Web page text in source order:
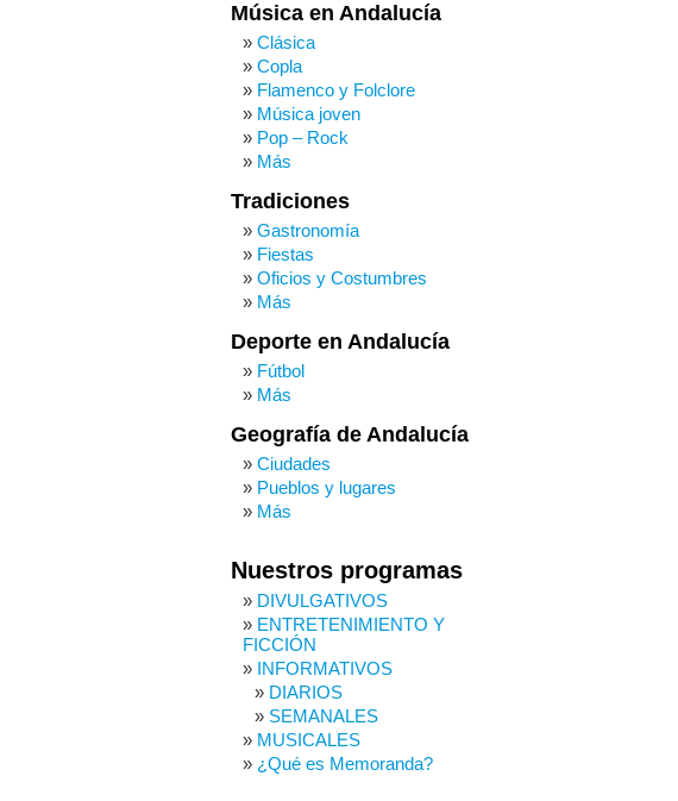
Música en Andalucía
Clásica
Copla
Flamenco y Folclore
Música joven
Pop – Rock
Más
Tradiciones
Gastronomía
Fiestas
Oficios y Costumbres
Más
Deporte en Andalucía
Fútbol
Más
Geografía de Andalucía
Ciudades
Pueblos y lugares
Más
Nuestros programas
DIVULGATIVOS
ENTRETENIMIENTO Y
FICCIÓN
INFORMATIVOS
DIARIOS
SEMANALES
MUSICALES
¿Qué es Memoranda?